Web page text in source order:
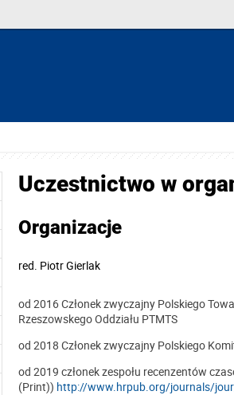
Uczestnictwo w
Organizacje
red. Piotr Gierlak
od 2016 Członek zwyczajny Polskiego
Rzeszowskego Oddziału PTMTS
od 2018 Członek zwyczajny Polskiego
od 2019 członek zespołu recenzentów
(Print)) http://www.hrpub.org/journals/